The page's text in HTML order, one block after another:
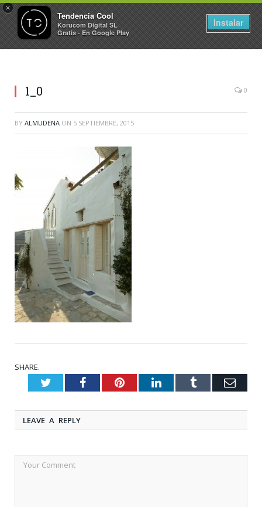
×
Tendencia Cool
Korucom Digital SL
Gratis - En Google Play
Instalar
1_0 0
BY ALMUDENA ON 5 SEPTIEMBRE, 2015
SHARE.
TwitterFacebookPinterestLinkedInTumblr
LEAVE A REPLY